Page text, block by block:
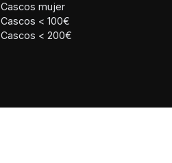
Cascos mujer
Cascos < 100€
Cascos < 200€